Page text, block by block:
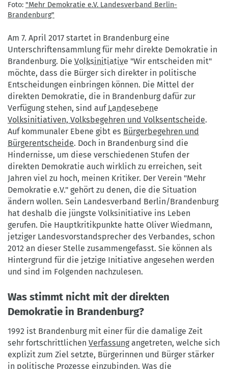
"Mehr
e.V.
Landesverband
Berlin-
Brandenburg"
©
Mehr
Demokratie
e.V.
Foto: "Mehr Demokratie e.V. Landesverband Berlin-
Brandenburg"
Am 7. April 2017 startet in Brandenburg eine
Unterschriftensammlung für mehr direkte Demokratie in
Brandenburg. Die Volksinitiative "Wir entscheiden mit"
möchte, dass die Bürger sich direkter in politische
Entscheidungen einbringen können. Die Mittel der
direkten Demokratie, die in Brandenburg dafür zur
Verfügung stehen, sind auf Landesebene
Volksinitiativen, Volksbegehren und Volksentscheide.
Auf kommunaler Ebene gibt es Bürgerbegehren und
Bürgerentscheide. Doch in Brandenburg sind die
Hindernisse, um diese verschiedenen Stufen der
direkten Demokratie auch wirklich zu erreichen, seit
Jahren viel zu hoch, meinen Kritiker. Der Verein "Mehr
Demokratie e.V." gehört zu denen, die die Situation
ändern wollen. Sein Landesverband Berlin/Brandenburg
hat deshalb die jüngste Volksinitiative ins Leben
gerufen. Die Hauptkritikpunkte hatte Oliver Wiedmann,
jetziger Landesvorstandsprecher des Verbandes, schon
2012 an dieser Stelle zusammengefasst. Sie können als
Hintergrund für die jetzige Initiative angesehen werden
und sind im Folgenden nachzulesen.
Was stimmt nicht mit der direkten
Demokratie in Brandenburg?
1992 ist Brandenburg mit einer für die damalige Zeit
sehr fortschrittlichen Verfassungangetreten, welche sich
explizit zum Ziel setzte, Bürgerinnen und Bürger stärker
in politische Prozesse einzubinden. Was die